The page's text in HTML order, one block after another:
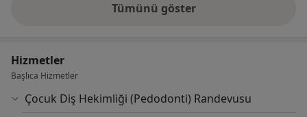
Tümünü gösterdeneyim hakkında
Hizmetler
Başlıca Hizmetler
Çocuk Diş Hekimliği (Pedodonti) Randevusu